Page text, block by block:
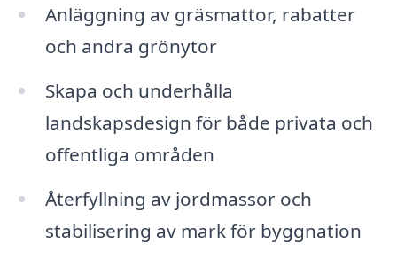
Anläggning av gräsmattor, rabatter
och andra grönytor
Skapa och underhålla
landskapsdesign för både privata och
offentliga områden
Återfyllning av jordmassor och
stabilisering av mark för byggnation